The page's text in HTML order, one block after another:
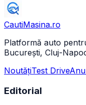
CautiMasina.ro
Platformă auto
București, Cluj-
NoutățiTest Drive
Editorial